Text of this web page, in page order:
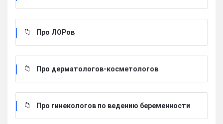
Про ЛОРов
Про дерматологов-косметологов
Про гинекологов по ведению беременности